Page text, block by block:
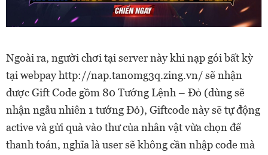
Ngoài ra, người chơi tại server này khi nạp gói bất kỳ
tại webpay http://nap.tanomg3q.zing.vn/ sẽ nhận
được Gift Code gồm 80 Tướng Lệnh – Đỏ (dùng sẽ
nhận ngẫu nhiên 1 tướng Đỏ), Giftcode này sẽ tự động
active và gửi quà vào thư của nhân vật vừa chọn để
thanh toán, nghĩa là user sẽ không cần nhập code mà